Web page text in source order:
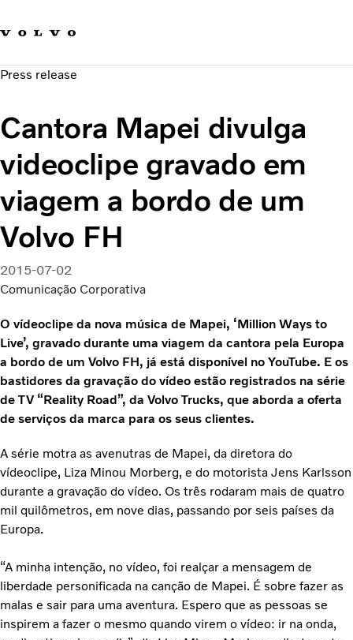
Carreira
Sustentabilidade e Segurança
Press release
Cantora Mapei divulga
videoclipe gravado em
viagem a bordo de um
Volvo FH
2015-07-02
Comunicação Corporativa
O vídeoclipe da nova música de Mapei, ‘Million Ways to
Live’, gravado durante uma viagem da cantora pela Europa
a bordo de um Volvo FH, já está disponível no YouTube. E os
bastidores da gravação do vídeo estão registrados na série
de TV “Reality Road”, da Volvo Trucks, que aborda a oferta
de serviços da marca para os seus clientes.
A série motra as avenutras de Mapei, da diretora do
vídeoclipe, Liza Minou Morberg, e do motorista Jens Karlsson
durante a gravação do vídeo. Os três rodaram mais de quatro
mil quilômetros, em nove dias, passando por seis países da
Europa.
“A minha intenção, no vídeo, foi realçar a mensagem de
liberdade personificada na canção de Mapei. É sobre fazer as
malas e sair para uma aventura. Espero que as pessoas se
inspirem a fazer o mesmo quando virem o vídeo: ir na onda,